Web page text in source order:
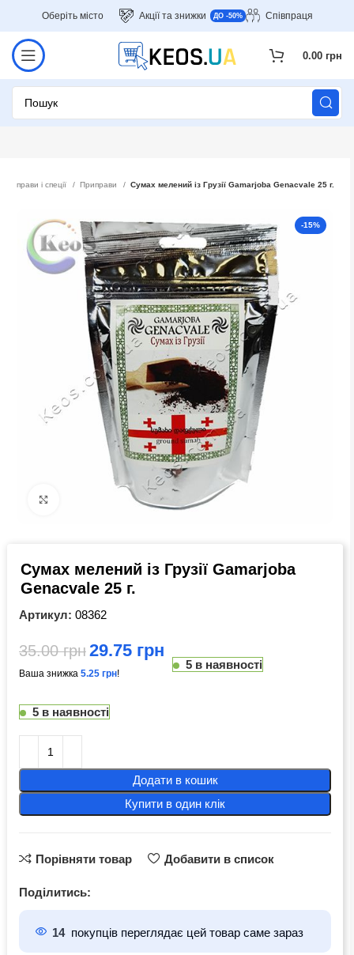
Оберіть місто Акції та знижки ДО -50% Співпраця
0.00 грн
Приправи і спеції Приправи Сумах мелений із Грузії Gamarjoba Genacvale 25 г.
-15%
Click to enlarge
Сумах мелений із Грузії Gamarjoba
Genacvale 25 г.
Артикул: 08362
35.00грн29.75 грн
Ваша знижка 5.25 грн!
5 в наявності
5 в наявності
Додати в кошик
Купити в один клік
Порівняти товар Добавити в список
Поділитись:
14 покупців переглядає цей товар саме зараз